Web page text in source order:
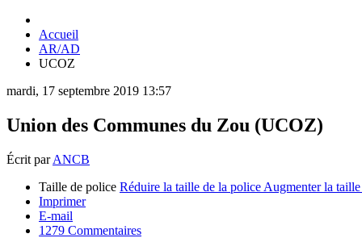
Accueil
AR/AD
UCOZ
mardi, 17 septembre 2019 13:57
Union des Communes du Zou (UCOZ)
Écrit parANCB
Taille de police Réduire la taille de la police Augmenter la
Imprimer
E-mail
1279 Commentaires